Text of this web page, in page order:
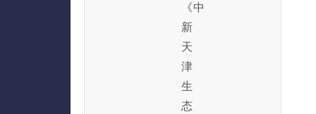
《中
新
天
津
生
态